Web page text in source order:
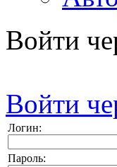
Войти
Войти
Логин:
Пароль: